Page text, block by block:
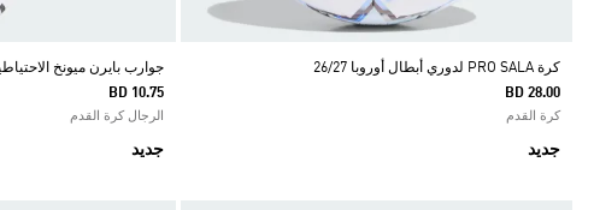
كرة PRO SALA لدوري أبطال أوروبا 26/27
BD 28.00
كرة القدم
جديد
جوارب بايرن ميونخ الاحتياطية
BD 10.75
الرجال كرة القدم
جديد